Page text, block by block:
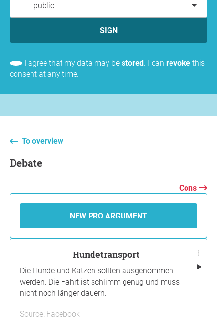
public
SIGN
I agree that my data may be stored. I can revoke this
consent at any time.
To overview
Debate
Cons
NEW PRO ARGUMENT
Hundetransport
Die Hunde und Katzen sollten ausgenommen
werden. Die Fahrt ist schlimm genug und muss
nicht noch länger dauern.
Source: Facebook